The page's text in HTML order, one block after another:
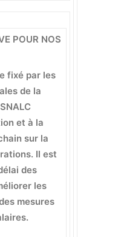
POUR NOS
fixé par les
de la
et à la
sur la
Il est
des
les
mesures